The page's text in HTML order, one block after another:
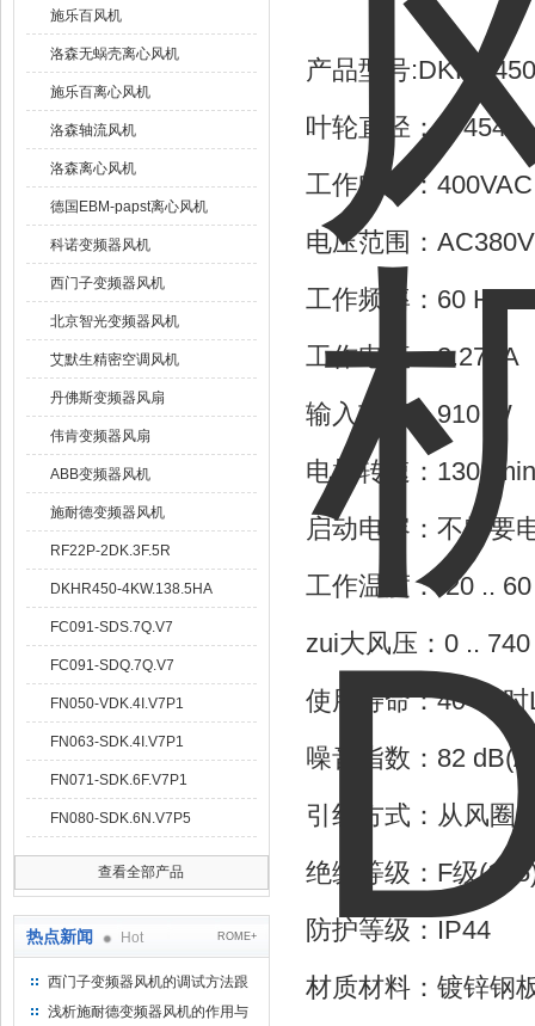
施乐百风机
洛森无蜗壳离心风机
施乐百离心风机
洛森轴流风机
洛森离心风机
德国EBM-papst离心风机
科诺变频器风机
西门子变频器风机
北京智光变频器风机
艾默生精密空调风机
丹佛斯变频器风扇
伟肯变频器风扇
ABB变频器风机
施耐德变频器风机
RF22P-2DK.3F.5R
DKHR450-4KW.138.5HA
FC091-SDS.7Q.V7
FC091-SDQ.7Q.V7
FN050-VDK.4I.V7P1
FN063-SDK.4I.V7P1
FN071-SDK.6F.V7P1
FN080-SDK.6N.V7P5
查看全部产品
热点新闻 Hot ROME+
西门子变频器风机的调试方法跟
步骤
浅析施耐德变频器风机的作用与
产品型号
叶轮直径：￠454
工作电压：
电压范围：
工作频率：60 Hz /
工作电流：2.275A
输入功率：910 W
电机转速：
启动电容：不需要
工作温度：-20 .. 60
zui大风压：0 ..
使用寿命：40 °C
噪音指数：82
引线方式：从风圈
绝缘等级：F级
防护等级：IP44
材质材料：镀锌钢